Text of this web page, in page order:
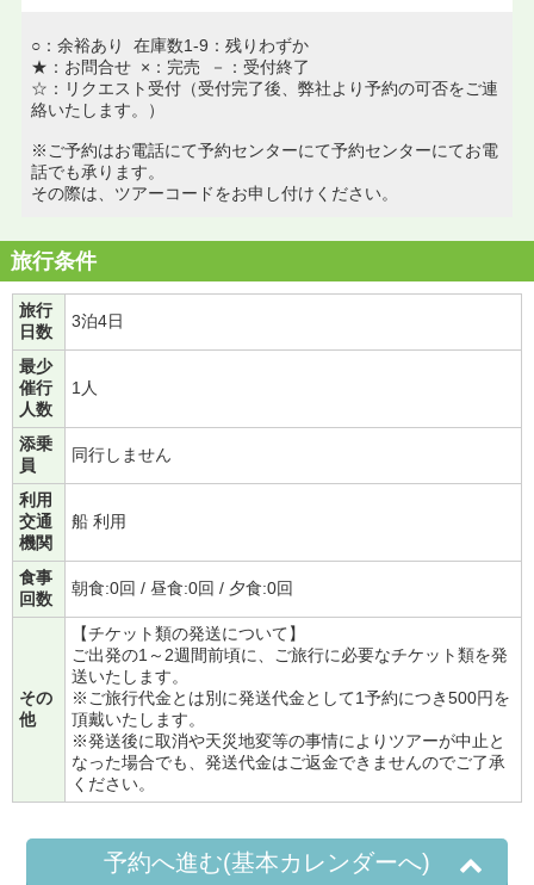
○：余裕あり 在庫数1-9：残りわずか
★：お問合せ ×：完売 －：受付終了
☆：リクエスト受付（受付完了後、弊社より予約の可否をご連
絡いたします。）
※ご予約はお電話にて予約センターにて予約センターにてお電
話でも承ります。
その際は、ツアーコードをお申し付けください。
旅行条件
旅行
日数
3泊4日
最少
催行
人数
1人
添乗
員
同行しません
利用
交通
機関
船 利用
食事
回数
朝食:0回 / 昼食:0回 / 夕食:0回
その
他
【チケット類の発送について】
ご出発の1～2週間前頃に、ご旅行に必要なチケット類を発
送いたします。
※ご旅行代金とは別に発送代金として1予約につき500円を
頂戴いたします。
※発送後に取消や天災地変等の事情によりツアーが中止と
なった場合でも、発送代金はご返金できませんのでご了承
ください。
予約へ進む(基本カレンダーへ)